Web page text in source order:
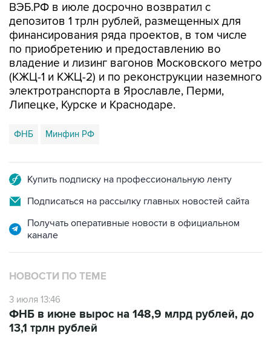
ВЭБ.РФ в июле досрочно возвратил с
депозитов 1 трлн рублей, размещенных для
финансирования ряда проектов, в том числе
по приобретению и предоставлению во
владение и лизинг вагонов Московского метро
(КЖЦ-1 и КЖЦ-2) и по реконструкции наземного
электротранспорта в Ярославле, Перми,
Липецке, Курске и Краснодаре.
ФНБ Минфин РФ
Купить подписку на профессиональную ленту
Подписаться на рассылку главных новостей сайта
Получать оперативные новости в официальном
канале
НОВОСТИ ПО ТЕМЕ
3 июля 13:46
ФНБ в июне вырос на 148,9 млрд рублей, до
13,1 трлн рублей